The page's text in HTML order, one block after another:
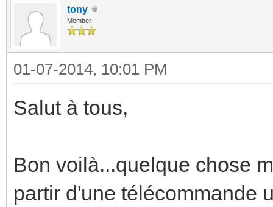
tony
Member
01-07-2014, 10:01 PM
Salut à tous,
Bon voilà...quelque chose
partir d'une télécommande